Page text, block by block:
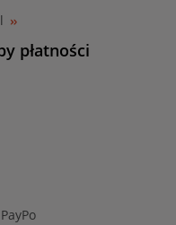
płatności